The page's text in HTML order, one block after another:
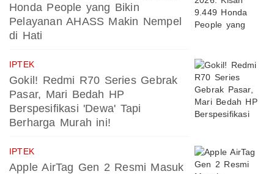
Honda People yang Bikin
Pelayanan AHASS Makin Nempel
di Hati
IPTEK
Gokil! Redmi R70 Series Gebrak
Pasar, Mari Bedah HP
Berspesifikasi 'Dewa' Tapi
Berharga Murah ini!
IPTEK
Apple AirTag Gen 2 Resmi Masuk